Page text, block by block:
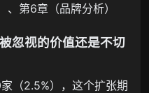
、第6章（品牌分析）
忽视的价值还是不切
（2.5%），这个扩张期